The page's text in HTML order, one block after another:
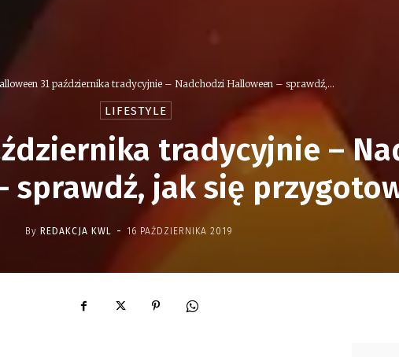
31 października tradycyjnie – Nadchodzi Halloween – sprawdź,...
LIFESTYLE
tradycyjnie –
sprawdź, jak się
By REDAKCJA KWL - 16 PAŹDZIERNIKA 2019